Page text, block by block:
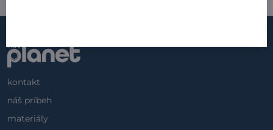
kontakt
náš príbeh
materiály